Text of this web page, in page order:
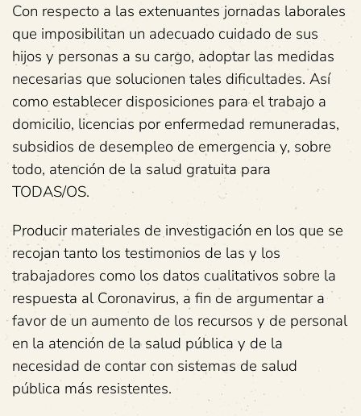
Con respecto a las extenuantes jornadas laborales
que imposibilitan un adecuado cuidado de sus
hijos y personas a su cargo, adoptar las medidas
necesarias que solucionen tales dificultades. Así
como establecer disposiciones para el trabajo a
domicilio, licencias por enfermedad remuneradas,
subsidios de desempleo de emergencia y, sobre
todo, atención de la salud gratuita para
TODAS/OS.
Producir materiales de investigación en los que se
recojan tanto los testimonios de las y los
trabajadores como los datos cualitativos sobre la
respuesta al Coronavirus, a fin de argumentar a
favor de un aumento de los recursos y de personal
en la atención de la salud pública y de la
necesidad de contar con sistemas de salud
pública más resistentes.